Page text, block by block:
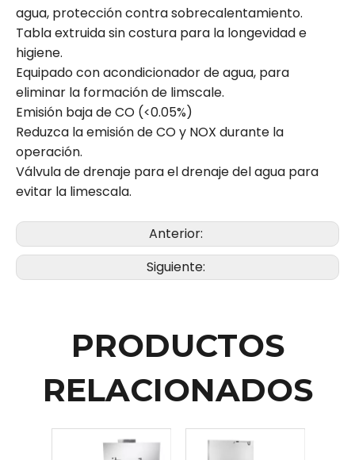
agua, protección contra sobrecalentamiento.
Tabla extruida sin costura para la longevidad e
higiene.
Equipado con acondicionador de agua, para
eliminar la formación de limscale.
Emisión baja de CO (<0.05%)
Reduzca la emisión de CO y NOX durante la
operación.
Válvula de drenaje para el drenaje del agua para
evitar la limescala.
Anterior:
Siguiente:
PRODUCTOS
RELACIONADOS